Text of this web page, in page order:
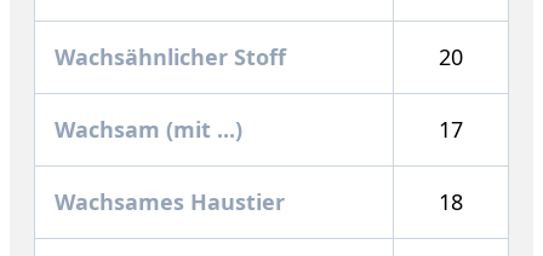
Wachsähnlicher Stoff 20
Wachsam (mit ...) 17
Wachsames Haustier 18